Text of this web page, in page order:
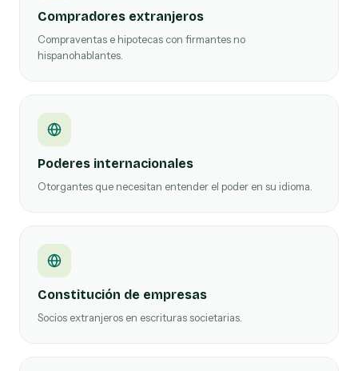
Compradores extranjeros
Compraventas e hipotecas con firmantes no
hispanohablantes.
Poderes internacionales
Otorgantes que necesitan entender el poder en su idioma.
Constitución de empresas
Socios extranjeros en escrituras societarias.